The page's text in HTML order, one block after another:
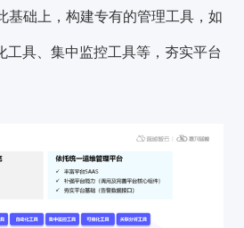
基础上，构建专有的管理工具，如
工具、集中监控工具等，夯实平台